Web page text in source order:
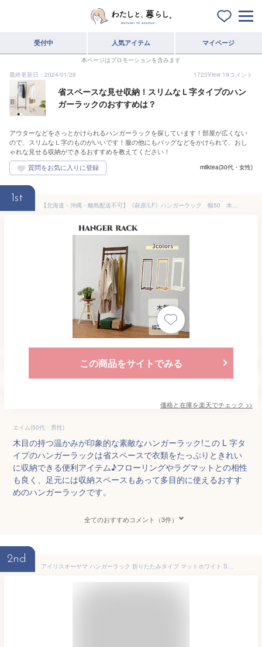
受付中 人気アイテム マイページ
本ページはプロモーションを含みます
最終更新日：2024/01/28
1723View 19コメント
省スペースな見せ収納！スリムなＬ字タイプのハン
ガーラックのおすすめは？
アウターなどをさっとかけられるハンガーラックを探しています！部屋が広くない
ので、スリムなＬ字のものがいいです！服の他にもバッグなどをかけられて、おし
ゃれな見せる収納ができるおすすめを教えてください！
milktea(30代・女性)
1st
【北海道・沖縄・離島配送不可】《萩原/LF》ハンガーラック 幅50 木製ハンガー L字型 木製 コンパクト 棚付き コートハンガーラック 玄関収納 衣類収納 シンプル アイボリー ブラウン 北欧風 おしゃれ 一人暮らし 新居 引っ越し 新生活 vr-7216
この商品をサイトでみる
価格と在庫を楽天でチェック >>
エイム(50代・男性)
木目の持つ温かみが印象的な素敵なハンガーラック!この L 字タ
イプのハンガーラックは省スペースで衣類をたっぷりときれい
に収納できる便利アイテム♪フローリングやラグマットとの相性
も良く、足元には収納スペースもあって多目的に使えるおすす
めのハンガーラックです。
全てのおすすめコメント（3件）
2nd
アイリスオーヤマ ハンガーラック 折りたたみタイプ マットホワイト S字フック付き 耐荷重5㎏ 幅67×奥行35×高さ150㎝ PI-O150 スタイルハンガー